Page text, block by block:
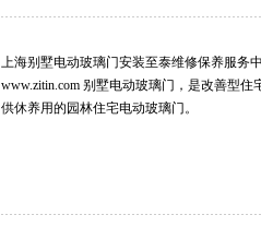
上海别墅电动玻璃门安装至泰维修保养服务
www.zitin.com 别墅电动玻璃门，是改善型
供休养用的园林住宅电动玻璃门。